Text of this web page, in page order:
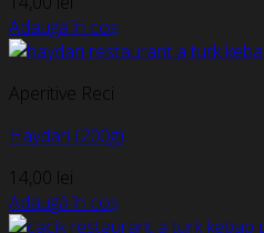
Adaugă în coș
Aperitive Reci
Haydari (200g)
14,00 lei
Adaugă în coș